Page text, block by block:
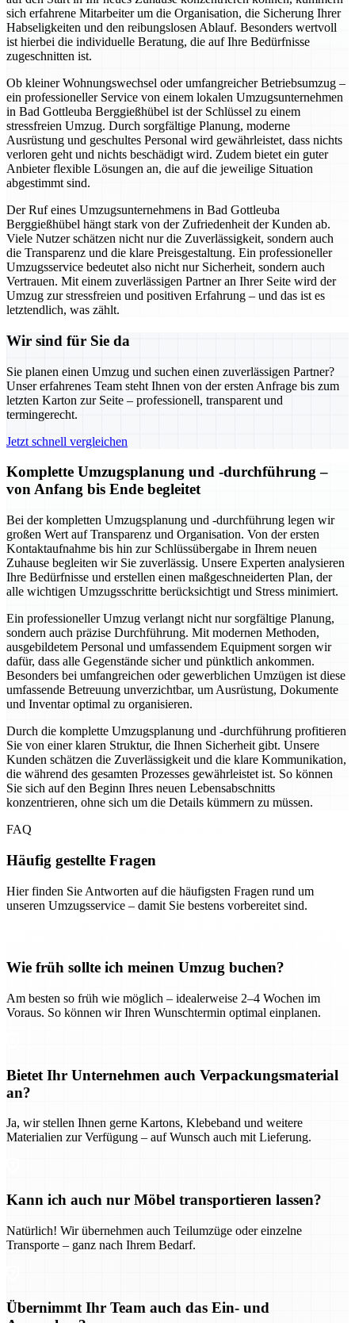
sich erfahrene Mitarbeiter um die Organisation, die Sicherung Ihrer
Habseligkeiten und den reibungslosen Ablauf. Besonders wertvoll
ist hierbei die individuelle Beratung, die auf Ihre Bedürfnisse
zugeschnitten ist.
Ob kleiner Wohnungswechsel oder umfangreicher Betriebsumzug –
ein professioneller Service von einem lokalen Umzugsunternehmen
in Bad Gottleuba Berggießhübel ist der Schlüssel zu einem
stressfreien Umzug. Durch sorgfältige Planung, moderne
Ausrüstung und geschultes Personal wird gewährleistet, dass nichts
verloren geht und nichts beschädigt wird. Zudem bietet ein guter
Anbieter flexible Lösungen an, die auf die jeweilige Situation
abgestimmt sind.
Der Ruf eines Umzugsunternehmens in Bad Gottleuba
Berggießhübel hängt stark von der Zufriedenheit der Kunden ab.
Viele Nutzer schätzen nicht nur die Zuverlässigkeit, sondern auch
die Transparenz und die klare Preisgestaltung. Ein professioneller
Umzugsservice bedeutet also nicht nur Sicherheit, sondern auch
Vertrauen. Mit einem zuverlässigen Partner an Ihrer Seite wird der
Umzug zur stressfreien und positiven Erfahrung – und das ist es
letztendlich, was zählt.
Wir sind für Sie da
Sie planen einen Umzug und suchen einen zuverlässigen Partner?
Unser erfahrenes Team steht Ihnen von der ersten Anfrage bis zum
letzten Karton zur Seite – professionell, transparent und
termingerecht.
Jetzt schnell vergleichen
Komplette Umzugsplanung und -durchführung –
von Anfang bis Ende begleitet
Bei der kompletten Umzugsplanung und -durchführung legen wir
großen Wert auf Transparenz und Organisation. Von der ersten
Kontaktaufnahme bis hin zur Schlüssübergabe in Ihrem neuen
Zuhause begleiten wir Sie zuverlässig. Unsere Experten analysieren
Ihre Bedürfnisse und erstellen einen maßgeschneiderten Plan, der
alle wichtigen Umzugsschritte berücksichtigt und Stress minimiert.
Ein professioneller Umzug verlangt nicht nur sorgfältige Planung,
sondern auch präzise Durchführung. Mit modernen Methoden,
ausgebildetem Personal und umfassendem Equipment sorgen wir
dafür, dass alle Gegenstände sicher und pünktlich ankommen.
Besonders bei umfangreichen oder gewerblichen Umzügen ist diese
umfassende Betreuung unverzichtbar, um Ausrüstung, Dokumente
und Inventar optimal zu organisieren.
Durch die komplette Umzugsplanung und -durchführung profitieren
Sie von einer klaren Struktur, die Ihnen Sicherheit gibt. Unsere
Kunden schätzen die Zuverlässigkeit und die klare Kommunikation,
die während des gesamten Prozesses gewährleistet ist. So können
Sie sich auf den Beginn Ihres neuen Lebensabschnitts
konzentrieren, ohne sich um die Details kümmern zu müssen.
FAQ
Häufig gestellte Fragen
Hier finden Sie Antworten auf die häufigsten Fragen rund um
unseren Umzugsservice – damit Sie bestens vorbereitet sind.
Wie früh sollte ich meinen Umzug buchen?
Am besten so früh wie möglich – idealerweise 2–4 Wochen im
Voraus. So können wir Ihren Wunschtermin optimal einplanen.
Bietet Ihr Unternehmen auch Verpackungsmaterial
an?
Ja, wir stellen Ihnen gerne Kartons, Klebeband und weitere
Materialien zur Verfügung – auf Wunsch auch mit Lieferung.
Kann ich auch nur Möbel transportieren lassen?
Natürlich! Wir übernehmen auch Teilumzüge oder einzelne
Transporte – ganz nach Ihrem Bedarf.
Übernimmt Ihr Team auch das Ein- und